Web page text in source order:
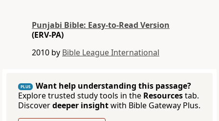
Punjabi Bible: Easy-to-Read Version
(ERV-PA)
2010 by Bible League International
PLUS
Want help understanding this passage?
Explore trusted study tools in the Resourcestab.
Discoverdeeper insightwith Bible Gateway Plus.